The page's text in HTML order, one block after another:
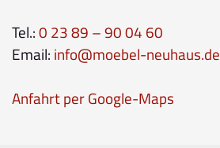
Tel.:0 23 89 – 90 04 60
Email: info@moebel-neuhaus.de
Anfahrt per Google-Maps